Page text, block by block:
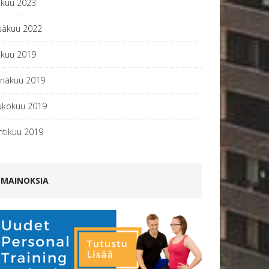
2023
2022
2019
2019
2019
2019
MAINOKSIA